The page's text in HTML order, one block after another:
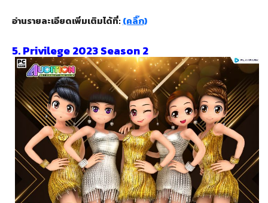
อ่านรายละเอียดเพิ่มเติมได้ที่:(คลิ๊ก)
5. Privilege 2023 Season 2